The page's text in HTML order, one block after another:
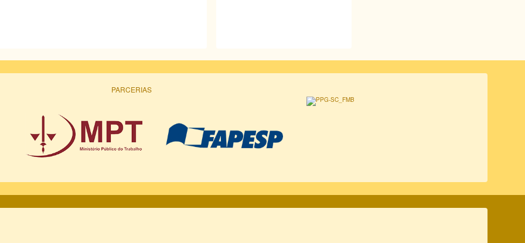
PARCERIAS